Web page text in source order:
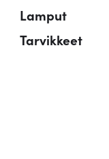
Lamput
Tarvikkeet